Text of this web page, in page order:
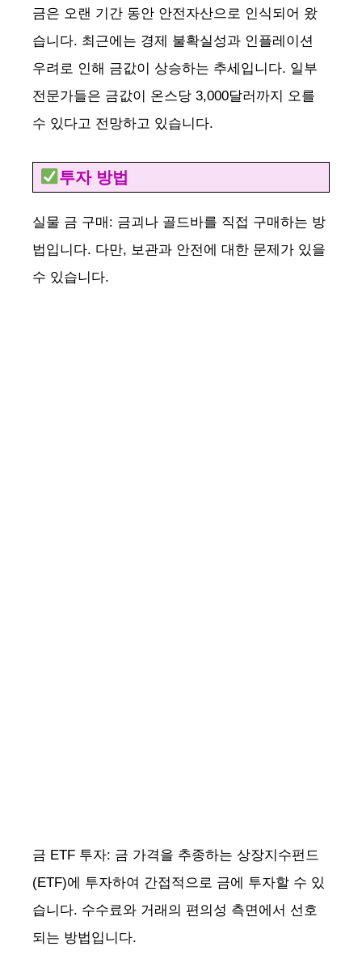
금은 오랜 기간 동안 안전자산으로 인식되어 왔
습니다. 최근에는 경제 불확실성과 인플레이션
우려로 인해 금값이 상승하는 추세입니다. 일부
전문가들은 금값이 온스당 3,000달러까지 오를
수 있다고 전망하고 있습니다.
투자 방법
실물 금 구매: 금괴나 골드바를 직접 구매하는 방
법입니다. 다만, 보관과 안전에 대한 문제가 있을
수 있습니다.
금 ETF 투자: 금 가격을 추종하는 상장지수펀드
(ETF)에 투자하여 간접적으로 금에 투자할 수 있
습니다. 수수료와 거래의 편의성 측면에서 선호
되는 방법입니다.